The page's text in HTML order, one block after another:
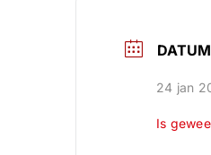
DATUM
24 jan
Is